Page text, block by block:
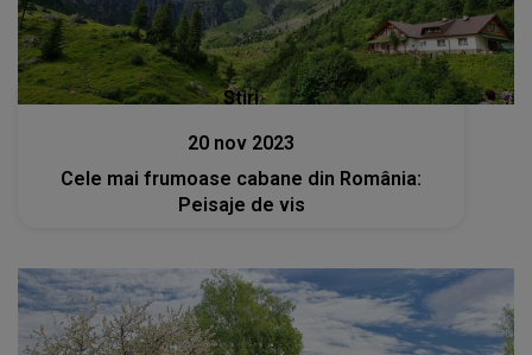
Stiri
20 nov 2023
Cele mai frumoase cabane din România:
Peisaje de vis